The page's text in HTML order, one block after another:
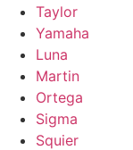
Taylor
Yamaha
Luna
Martin
Ortega
Sigma
Squier